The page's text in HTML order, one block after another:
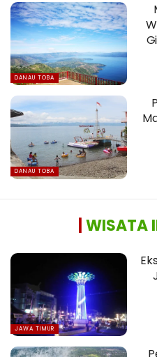
DANAU TOBA
DANAU TOBA
WISATA
JAWA TIMUR